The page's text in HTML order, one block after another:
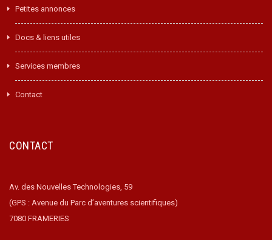
Petites annonces
Docs & liens utiles
Services membres
Contact
CONTACT
Av. des Nouvelles Technologies, 59
(GPS : Avenue du Parc d’aventures scientifiques)
7080 FRAMERIES